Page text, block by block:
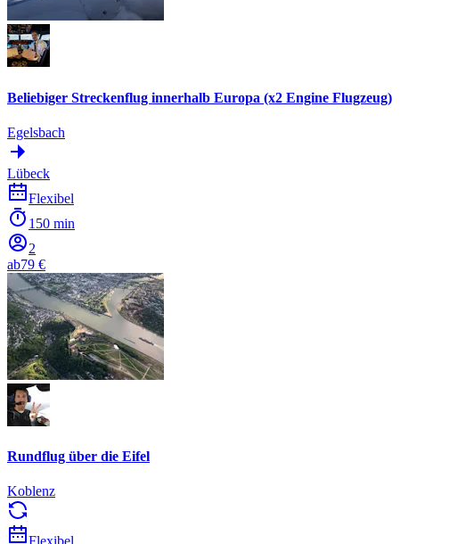
Beliebiger Streckenflug innerhalb Europa (x2 Engine Flugzeug)
Egelsbach
Lübeck
Flexibel
150 min
2
ab79 €
Rundflug über die Eifel
Koblenz